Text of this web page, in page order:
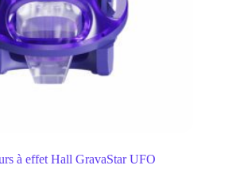
à effet Hall GravaStar UFO